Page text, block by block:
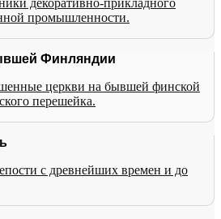
декоративно-прикладного
промышленности.
Финляндии
церкви на бывшей финской
перешейка.
с древнейших времен и до